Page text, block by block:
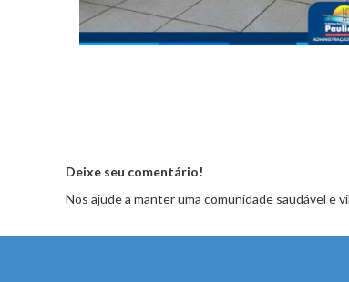
Deixe seu comentário!
Nos ajude a manter uma comunidade saudável